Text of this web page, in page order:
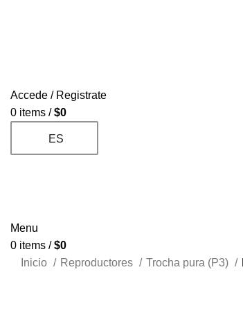
Accede / Registrate
0 items / $0
ES
Menu
0 items / $0
Inicio
Reproductores Trocha pura (P3)